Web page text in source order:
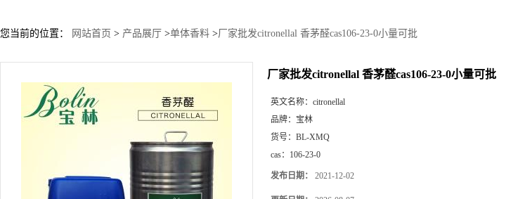
您当前的位置： 网站首页 > 产品展厅 >单体香料 >厂家批发citronellal 香茅醛cas106-23-0小量可批
厂家批发citronellal 香茅醛cas106-23-0小量可批
英文名称： citronellal
品牌： 宝林
货号： BL-XMQ
cas： 106-23-0
发布日期： 2021-12-02